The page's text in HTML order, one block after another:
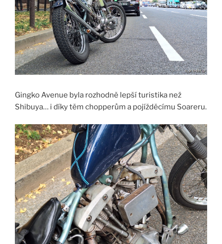
Gingko Avenue byla rozhodně lepší turistika než
Shibuya… i díky těm chopperům a pojížděcímu Soareru.